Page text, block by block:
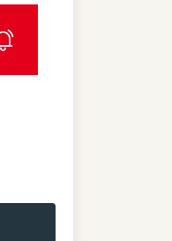
label icon